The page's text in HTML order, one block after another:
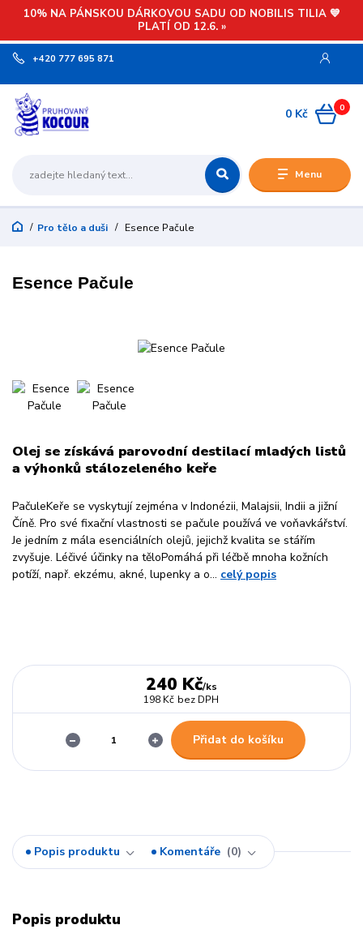
10% NA PÁNSKOU DÁRKOVOU SADU OD NOBILIS TILIA 💙
PLATÍ OD 12.6. »
Menu
+420 777 695 871
0
0 Kč
Pro tělo a duši Esence Pačule
Esence Pačule
Olej se získává parovodní destilací mladých listů
a výhonků stálozeleného keře
PačuleKeře se vyskytují zejména v Indonézii, Malajsii, Indii a jižní
Číně. Pro své fixační vlastnosti se pačule používá ve voňavkářství.
Je jedním z mála esenciálních olejů, jejichž kvalita se stářím
zvyšuje. Léčivé účinky na těloPomáhá při léčbě mnoha kožních
potíží, např. ekzému, akné, lupenky a o... celý popis
240 Kč/ks
198 Kč bez DPH
Přidat do košíku
Popis produktu Komentáře 0
Popis produktu